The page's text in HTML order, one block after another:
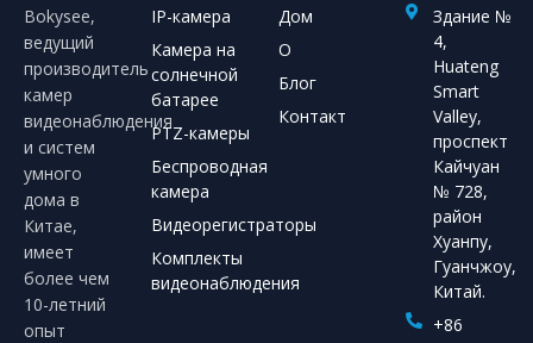
Bokysee,
ведущий
производитель
камер
видеонаблюдения
и систем
умного
дома в
Китае,
имеет
более чем
10-летний
опыт
IP-камера
Камера на
солнечной
батарее
PTZ-камеры
Беспроводная
камера
Видеорегистраторы
Комплекты
видеонаблюдения
Дом
О
Блог
Контакт
Здание №
4,
Huateng
Smart
Valley,
проспект
Кайчуан
№ 728,
район
Хуанпу,
Гуанчжоу,
Китай.
+86